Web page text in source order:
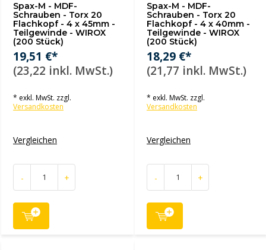
Spax-M - MDF-
Schrauben - Torx 20
Flachkopf - 4 x 45mm -
Teilgewinde - WIROX
(200 Stück)
19,51 €*
(23,22 inkl. MwSt.)
* exkl. MwSt. zzgl.
Versandkosten
Vergleichen
- +
Spax-M - MDF-
Schrauben - Torx 20
Flachkopf - 4 x 40mm -
Teilgewinde - WIROX
(200 Stück)
18,29 €*
(21,77 inkl. MwSt.)
* exkl. MwSt. zzgl.
Versandkosten
Vergleichen
- +